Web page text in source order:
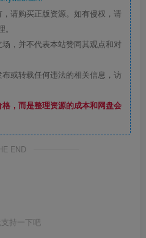
请购买正版资源。如有侵权，请
，并不代表本站赞同其观点和对
或转载任何违法的相关信息，访
，而是整理资源的成本和网盘会
END
支持一下吧